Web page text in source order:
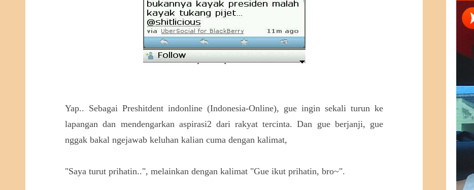
Yap.. Sebagai Preshitdent indonline (Indonesia-Online), gue ingin sekali turun ke
lapangan dan mendengarkan aspirasi2 dari rakyat tercinta. Dan gue berjanji, gue
nggak bakal ngejawab keluhan kalian cuma dengan kalimat,
"Saya turut prihatin..", melainkan dengan kalimat "Gue ikut prihatin, bro~".